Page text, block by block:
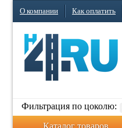
О компании Как оплатить
Фильтрация по цоколю:
Каталог товаров